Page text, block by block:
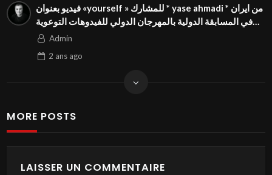
فيديو بعنوان «yourself » للمشارك * yase ahmadi * من ايران
في المسابقة الدولية بالمهرجان الدولي للفيدوهات التوعوية
Season 4 FIVS
Admin
2 ansago
MORE POSTS
LAISSER UN COMMENTAIRE